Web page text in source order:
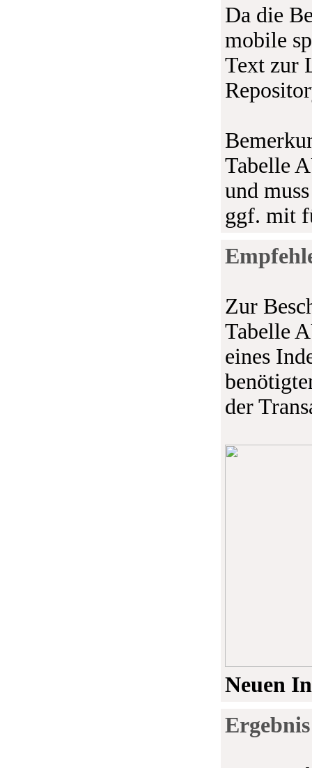
Da die
mobile
Text zur
Tabelle
und
ggf. mit
Zur
Tabelle
eines
der
Neuen